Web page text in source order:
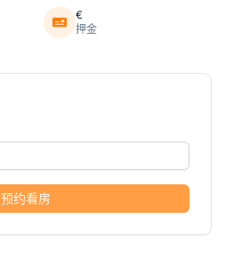
€
押金
预约看房